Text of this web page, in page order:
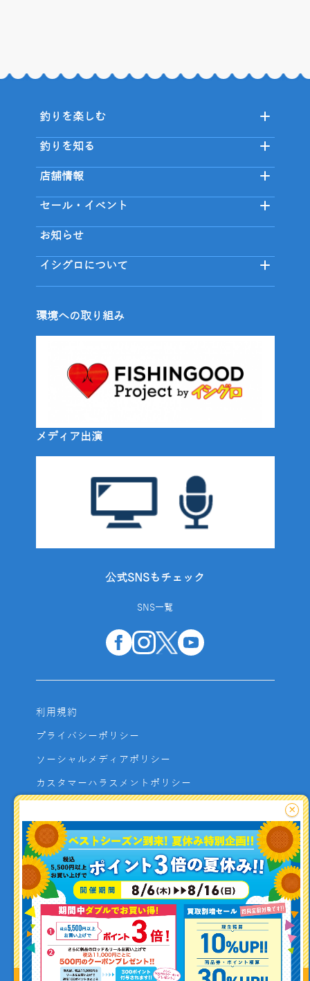
釣り情報を
投稿する
釣りを楽しむ
釣りを知る
店舗情報
セール・イベント
お知らせ
イシグロについて
環境への取り組み
メディア出演
公式SNSもチェック
SNS一覧
利用規約
プライバシーポリシー
ソーシャルメディアポリシー
カスタマーハラスメントポリシー
よくあるご質問
お問い合わせ
利用者資金の保全方法
×